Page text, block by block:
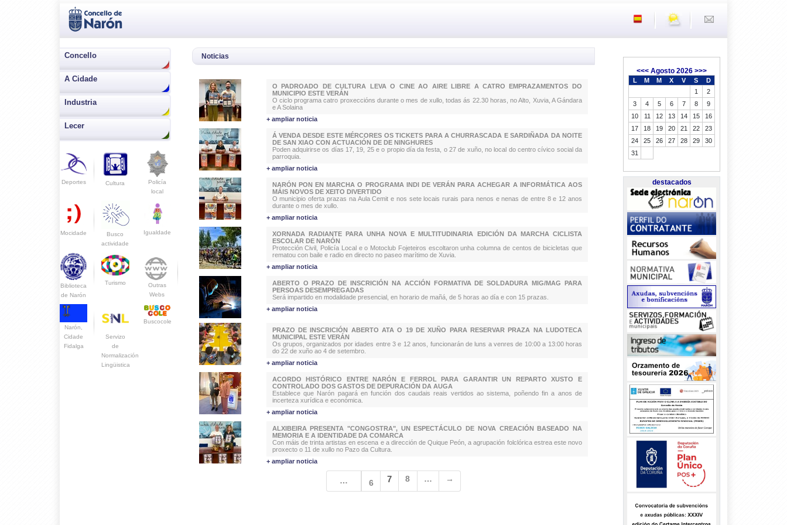
Concello
A Cidade
Industria
Lecer
Deportes Cultura
Policía
local
Mocidade
Busco
actividade
Igualdade
Biblioteca
de Narón
Turismo
Outras
Webs
Narón,
Cidade
Fidalga
Servizo
de
Normalización
Lingüistica
Buscocole
Noticias
O PADROADO DE CULTURA LEVA O CINE AO AIRE LIBRE A CATRO EMPRAZAMENTOS DO
MUNICIPIO ESTE VERÁN
O ciclo programa catro proxeccións durante o mes de xullo, todas ás 22.30 horas, no Alto, Xuvia, A Gándara
e A Solaina
+ ampliar noticia
Á VENDA DESDE ESTE MÉRCORES OS TICKETS PARA A CHURRASCADA E SARDIÑADA DA NOITE
DE SAN XIAO CON ACTUACIÓN DE DE NINGHURES
Poden adquirirse os días 17, 19, 25 e o propio día da festa, o 27 de xuño, no local do centro cívico social da
parroquia.
+ ampliar noticia
NARÓN PON EN MARCHA O PROGRAMA INDI DE VERÁN PARA ACHEGAR A INFORMÁTICA AOS
MÁIS NOVOS DE XEITO DIVERTIDO
O municipio oferta prazas na Aula Cemit e nos sete locais rurais para nenos e nenas de entre 8 e 12 anos
durante o mes de xullo.
+ ampliar noticia
XORNADA RADIANTE PARA UNHA NOVA E MULTITUDINARIA EDICIÓN DA MARCHA CICLISTA
ESCOLAR DE NARÓN
Protección Civil, Policía Local e o Motoclub Fojeteiros escoltaron unha columna de centos de bicicletas que
rematou con baile e radio en directo no paseo marítimo de Xuvia.
+ ampliar noticia
ABERTO O PRAZO DE INSCRICIÓN NA ACCIÓN FORMATIVA DE SOLDADURA MIG/MAG PARA
PERSOAS DESEMPREGADAS
Será impartido en modalidade presencial, en horario de mañá, de 5 horas ao día e con 15 prazas.
+ ampliar noticia
PRAZO DE INSCRICIÓN ABERTO ATA O 19 DE XUÑO PARA RESERVAR PRAZA NA LUDOTECA
MUNICIPAL ESTE VERÁN
Os grupos, organizados por idades entre 3 e 12 anos, funcionarán de luns a venres de 10:00 a 13:00 horas
do 22 de xuño ao 4 de setembro.
+ ampliar noticia
ACORDO HISTÓRICO ENTRE NARÓN E FERROL PARA GARANTIR UN REPARTO XUSTO E
CONTROLADO DOS GASTOS DE DEPURACIÓN DA AUGA
Establece que Narón pagará en función dos caudais reais vertidos ao sistema, poñendo fin a anos de
incerteza xurídica e económica.
+ ampliar noticia
ALXIBEIRA PRESENTA "CONGOSTRA", UN ESPECTÁCULO DE NOVA CREACIÓN BASEADO NA
MEMORIA E A IDENTIDADE DA COMARCA
Con máis de trinta artistas en escena e a dirección de Quique Peón, a agrupación folclórica estrea este novo
proxecto o 11 de xullo no Pazo da Cultura.
+ ampliar noticia
… 6 7 8 … →
<<< Agosto 2026 >>>
L M M X V S
D
1
2
3
4 5 6 7 8
9
10
11 12 13 14 15
16
17
18 19 20 21 22
23
24
25 26 27 28 29
30
31
destacados